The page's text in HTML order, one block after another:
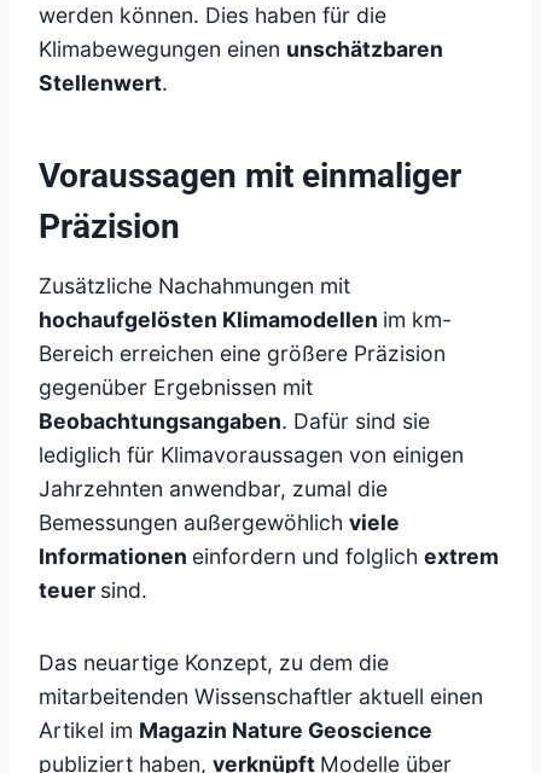
werden können. Dies haben für die
Klimabewegungen einen unschätzbaren
Stellenwert.
Voraussagen mit einmaliger
Präzision
Zusätzliche Nachahmungen mit
hochaufgelösten Klimamodellen im km-
Bereich erreichen eine größere Präzision
gegenüber Ergebnissen mit
Beobachtungsangaben. Dafür sind sie
lediglich für Klimavoraussagen von einigen
Jahrzehnten anwendbar, zumal die
Bemessungen außergewöhlich viele
Informationen einfordern und folglich extrem
teuer sind.
Das neuartige Konzept, zu dem die
mitarbeitenden Wissenschaftler aktuell einen
Artikel im Magazin Nature Geoscience
publiziert haben, verknüpft Modelle über